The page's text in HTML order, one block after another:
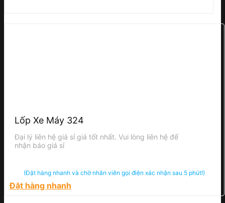
Lốp Xe Máy 324
Đại lý liên hệ giá sỉ giá tốt nhất. Vui lòng liên hệ để
nhận báo giá sỉ
(Đặt hàng nhanh và chờ nhân viên gọi điện xác nhận sau 5 phút!)
Đặt hàng nhanh